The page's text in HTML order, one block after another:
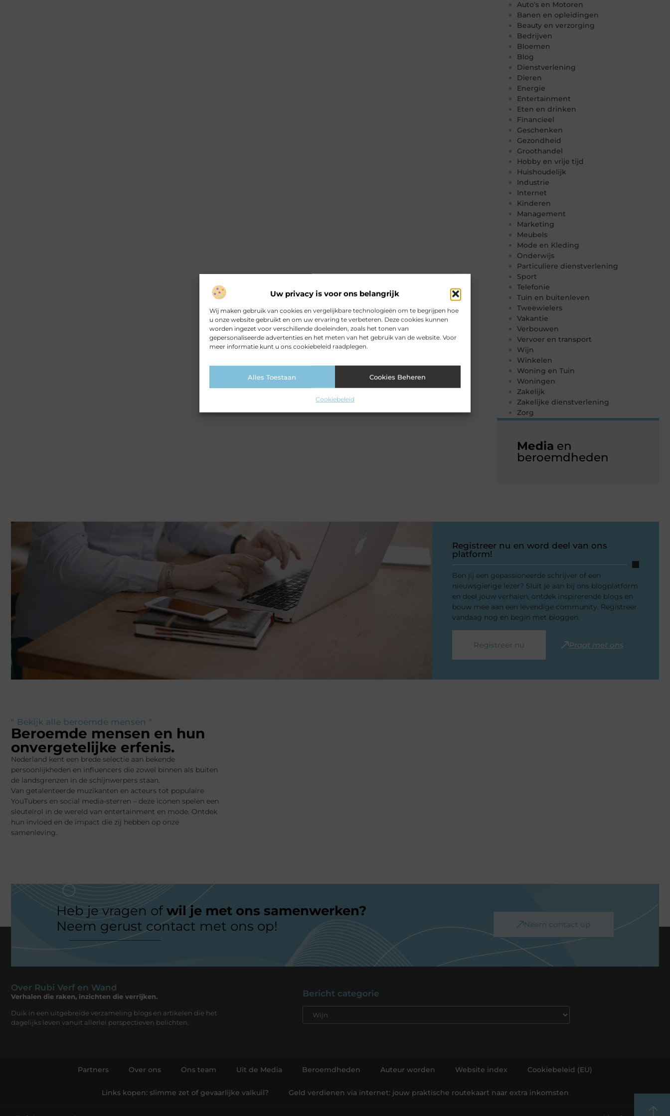
Uw privacy is voor ons belangrijk
Wij maken gebruik van cookies en vergelijkbare technologieën om te begrijpen hoe
u onze website gebruikt en om uw ervaring te verbeteren. Deze cookies kunnen
worden ingezet voor verschillende doeleinden, zoals het tonen van
gepersonaliseerde advertenties en het meten van het gebruik van de website. Voor
meer informatie kunt u ons cookiebeleid raadplegen.
Alles Toestaan Cookies Beheren
Cookiebeleid
Auto's en Motoren
Banen en opleidingen
Beauty en verzorging
Bedrijven
Bloemen
Blog
Dienstverlening
Dieren
Energie
Entertainment
Eten en drinken
Financieel
Geschenken
Gezondheid
Groothandel
Hobby en vrije tijd
Huishoudelijk
Industrie
Internet
Kinderen
Management
Marketing
Meubels
Mode en Kleding
Onderwijs
Particuliere dienstverlening
Sport
Telefonie
Tuin en buitenleven
Tweewielers
Vakantie
Verbouwen
Vervoer en transport
Wijn
Winkelen
Woning en Tuin
Woningen
Zakelijk
Zakelijke dienstverlening
Zorg
Media en
beroemdheden
Registreer nu en word deel van ons
platform!
Ben jij een gepassioneerde schrijver of een
nieuwsgierige lezer? Sluit je aan bij ons blogplatform
en deel jouw verhalen, ontdek inspirerende blogs en
bouw mee aan een levendige community. Registreer
vandaag nog en begin met bloggen.
Registreer nu Praat met ons
" Bekijk alle beroemde mensen "
Beroemde mensen en hun
onvergetelijke erfenis.
Nederland kent een brede selectie aan bekende
persoonlijkheden en influencers die zowel binnen als buiten
de landsgrenzen in de schijnwerpers staan.
Van getalenteerde muzikanten en acteurs tot populaire
YouTubers en social media-sterren – deze iconen spelen een
sleutelrol in de wereld van entertainment en mode. Ontdek
hun invloed en de impact die zij hebben op onze
samenleving.
Heb je vragen ofwil je met ons samenwerken?
Neem gerust contact met ons op!
Neem contact op
Over Rubi Verf en Wand
Verhalen die raken, inzichten die verrijken.
Duik in een uitgebreide verzameling blogs en artikelen die het
dagelijks leven vanuit allerlei perspectieven belichten.
Bericht categorie
Partners Over ons Ons team Uit de Media Beroemdheden Auteur worden Website index Cookiebeleid (EU)
Links kopen: slimme zet of gevaarlijke valkuil? Geld verdienen via internet: jouw praktische routekaart naar extra inkomsten